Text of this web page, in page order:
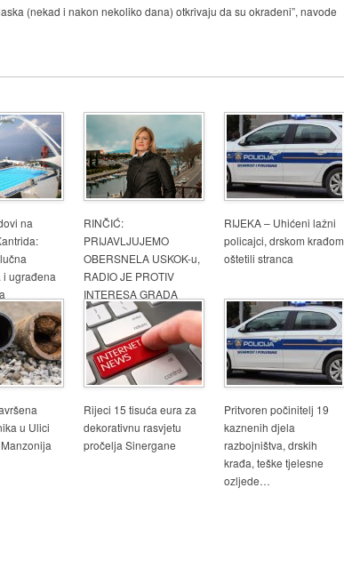
(nekad i nakon nekoliko dana) otkrivaju da su okradeni”, navode
na
i ugrađena
RINČIĆ:
PRIJAVLJUJEMO
OBERSNELA USKOK-u,
RADIO JE PROTIV
INTERESA GRADA
RIJEKA – Uhićeni lažni
policajci, drskom krađom
oštetili stranca
u Ulici
Rijeci 15 tisuća eura za
dekorativnu rasvjetu
pročelja Sinergane
Pritvoren počinitelj 19
kaznenih djela
razbojništva, drskih
krađa, teške tjelesne
ozljede…